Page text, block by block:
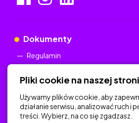
Dokumenty
Regulamin
Na skróty
Pliki cookie na naszej
Używamy plików cookie, aby
działanie serwisu, analizować ruch i
treści. Wybierz, na co się zgadzasz.